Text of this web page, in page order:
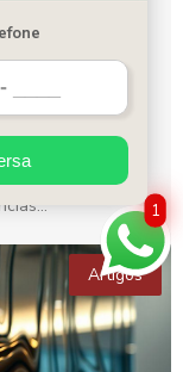
Descubra
a Melhor
importante a
Este
Artigos
1